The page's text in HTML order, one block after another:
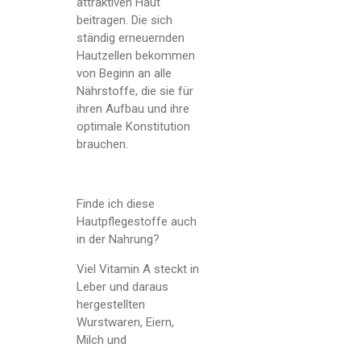
beitragen. Die sich
ständig erneuernden
Hautzellen bekommen
von Beginn an alle
Nährstoffe, die sie für
ihren Aufbau und ihre
optimale Konstitution
brauchen.
Finde ich diese
Hautpflegestoffe auch
in der Nahrung?
Viel Vitamin A steckt in
Leber und daraus
hergestellten
Wurstwaren, Eiern,
Milch und